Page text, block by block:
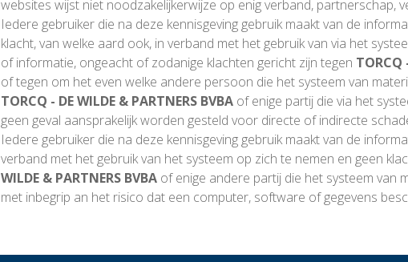
websites wijst niet noodzakelijkerwijze op enig verband, partnerschap,
Iedere gebruiker die na deze kennisgeving gebruik maakt van de
klacht, van welke aard ook, in verband met het gebruik van via het
of informatie, ongeacht of zodanige klachten gericht zijn tegen TORCQ
of tegen om het even welke andere persoon die het systeem van
TORCQ - DE WILDE & PARTNERS BVBA of enige partij die via het
geen geval aansprakelijk worden gesteld voor directe of indirecte
Iedere gebruiker die na deze kennisgeving gebruik maakt van de
verband met het gebruik van het systeem op zich te nemen en geen
WILDE & PARTNERS BVBA of enige andere partij die het systeem van
met inbegrip an het risico dat een computer, software of gegevens